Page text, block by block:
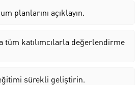
planlarını açıklayın.
tüm katılımcılarla değerlendirme
sürekli geliştirin.